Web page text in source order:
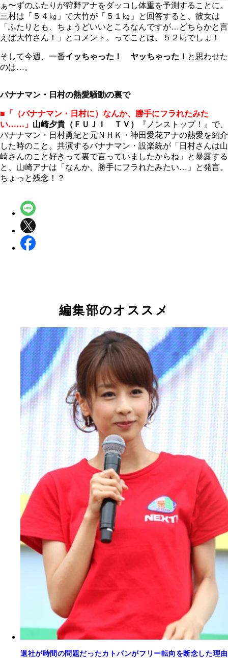
ぁ〜ずのふたりが狩野アナをダッコし体重を予測することに。
三村は「５４㎏」で大竹が「５１㎏」と回答すると、彼女は
「ふたりとも、ちょうどいいところなんですが…どちらかと言
えば大竹さん！」とコメント。ってことは、５２㎏でしょ！
そして今週、一番イッちゃった！ ヤッちゃった！ と思わせた
のは…。
バナナマン・日村の熱愛騒動の裏で
■「（バナナマン・日村に）なんか、勝手にフラれたみた
い……」 山崎夕貴（ＦＵＪＩ ＴＶ）
『ノンストップ！』で、
バナナマン・日村勇紀と元ＮＨＫ・神田愛花アナの熱愛を紹介
した時のこと。共演するバナナマン・設楽統が「日村さんは山
崎さんのこと好きって裏で言っていましたからね」と暴露する
と、山崎アナは「なんか、勝手にフラれたみたい…」と発言。
ちょっと残念！？
編集部のオススメ
退社が時間の問題だったカトパンがフリー転向を断念した理由